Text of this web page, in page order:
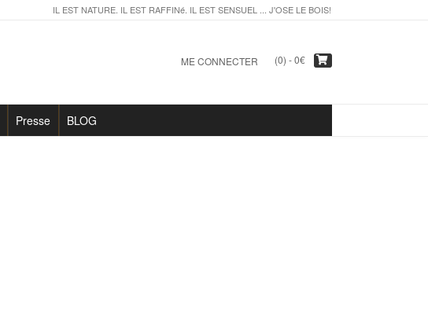
IL EST NATURE. IL EST RAFFINé. IL EST SENSUEL ... J'OSE LE BOIS!
ME CONNECTER (0) -0€
Presse BLOG